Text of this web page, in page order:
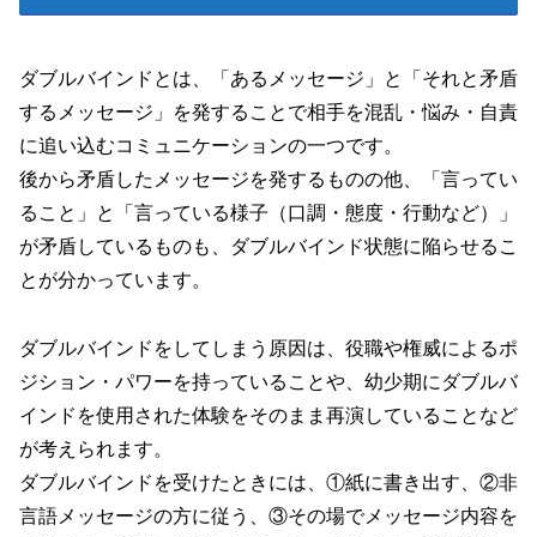
ダブルバインドとは、「あるメッセージ」と「それと矛盾
するメッセージ」を発することで相手を混乱・悩み・自責
に追い込むコミュニケーションの一つです。
後から矛盾したメッセージを発するものの他、「言ってい
ること」と「言っている様子 （口調・態度・行動など）
」
が矛盾しているものも、ダブルバインド状態に陥らせるこ
とが分かっています。
ダブルバインドをしてしまう原因は、役職や権威によるポ
ジション・パワーを持っていることや、幼少期にダブルバ
インドを使用された体験をそのまま再演していることなど
が考えられます。
ダブルバインドを受けたときには、①紙に書き出す、②非
言語メッセージの方に従う、③その場でメッセージ内容を